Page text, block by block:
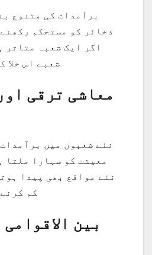
برآمدات کی متنوع
ذخائر کو مستحکم
اگر ایک شعبہ متاثر
شعبے اس خلا
معاشی ترقی
نئے شعبوں میں
معیشت کو سہارا ملتا
نئے مواقع بھی پیدا
کم
بین